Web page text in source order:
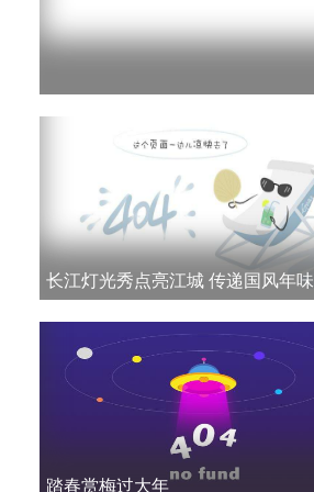
长江灯光秀点亮江城 传递国风年味
踏春赏梅过大年